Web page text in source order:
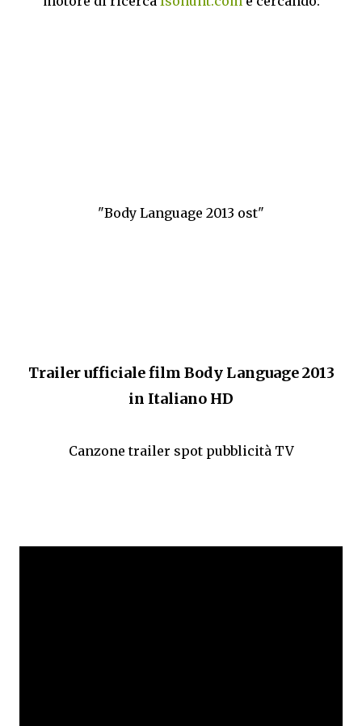
"Body Language 2013 ost"
Trailer ufficiale film Body Language 2013
in Italiano HD
Canzone trailer spot pubblicità TV